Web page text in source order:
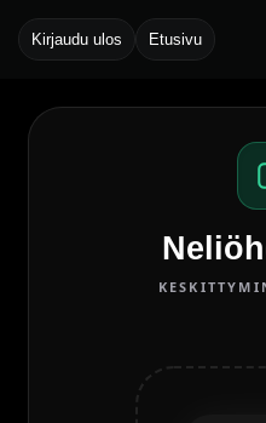
Kirjaudu ulos Etusivu